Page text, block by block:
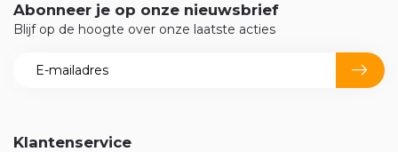
Klantenservice
Abonneer je op onze nieuwsbrief
Blijf op de hoogte over onze laatste acties